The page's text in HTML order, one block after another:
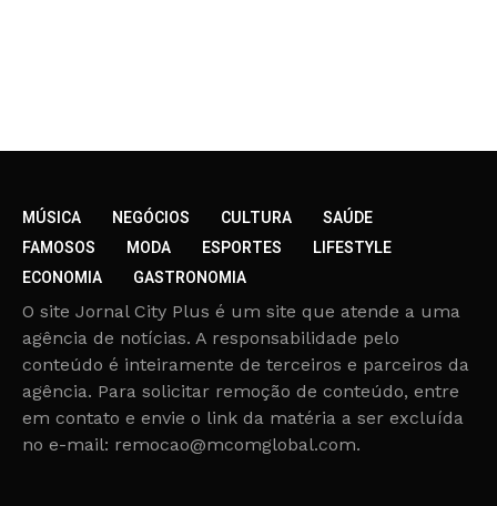
MÚSICA NEGÓCIOS CULTURA
SAÚDE
FAMOSOS
MODA ESPORTES
LIFESTYLE
ECONOMIA
GASTRONOMIA
O site Jornal City Plus é um site que atende a uma
agência de notícias. A responsabilidade pelo
conteúdo é inteiramente de terceiros e parceiros da
agência. Para solicitar remoção de conteúdo, entre
em contato e envie o link da matéria a ser excluída
no e-mail: remocao@mcomglobal.com.